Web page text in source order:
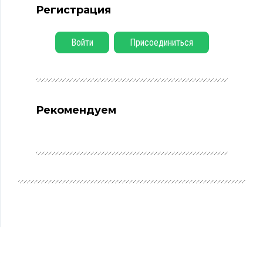
Регистрация
Войти Присоединиться
Рекомендуем